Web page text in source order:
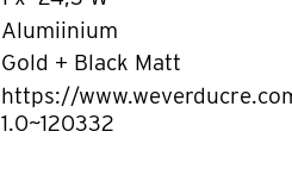
Alumiinium
Gold + Black Matt
https://
1.0~120332